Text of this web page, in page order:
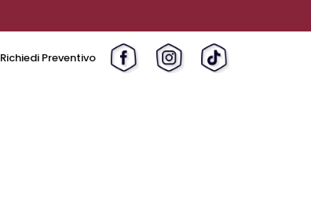
Richiedi Preventivo